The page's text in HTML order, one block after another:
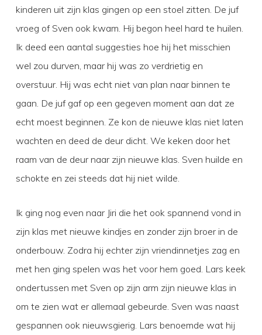
kinderen uit zijn klas gingen op een stoel zitten. De juf
vroeg of Sven ook kwam. Hij begon heel hard te huilen.
Ik deed een aantal suggesties hoe hij het misschien
wel zou durven, maar hij was zo verdrietig en
overstuur. Hij was echt niet van plan naar binnen te
gaan. De juf gaf op een gegeven moment aan dat ze
echt moest beginnen. Ze kon de nieuwe klas niet laten
wachten en deed de deur dicht. We keken door het
raam van de deur naar zijn nieuwe klas. Sven huilde en
schokte en zei steeds dat hij niet wilde.
Ik ging nog even naar Jiri die het ook spannend vond in
zijn klas met nieuwe kindjes en zonder zijn broer in de
onderbouw. Zodra hij echter zijn vriendinnetjes zag en
met hen ging spelen was het voor hem goed. Lars keek
ondertussen met Sven op zijn arm zijn nieuwe klas in
om te zien wat er allemaal gebeurde. Sven was naast
gespannen ook nieuwsgierig. Lars benoemde wat hij